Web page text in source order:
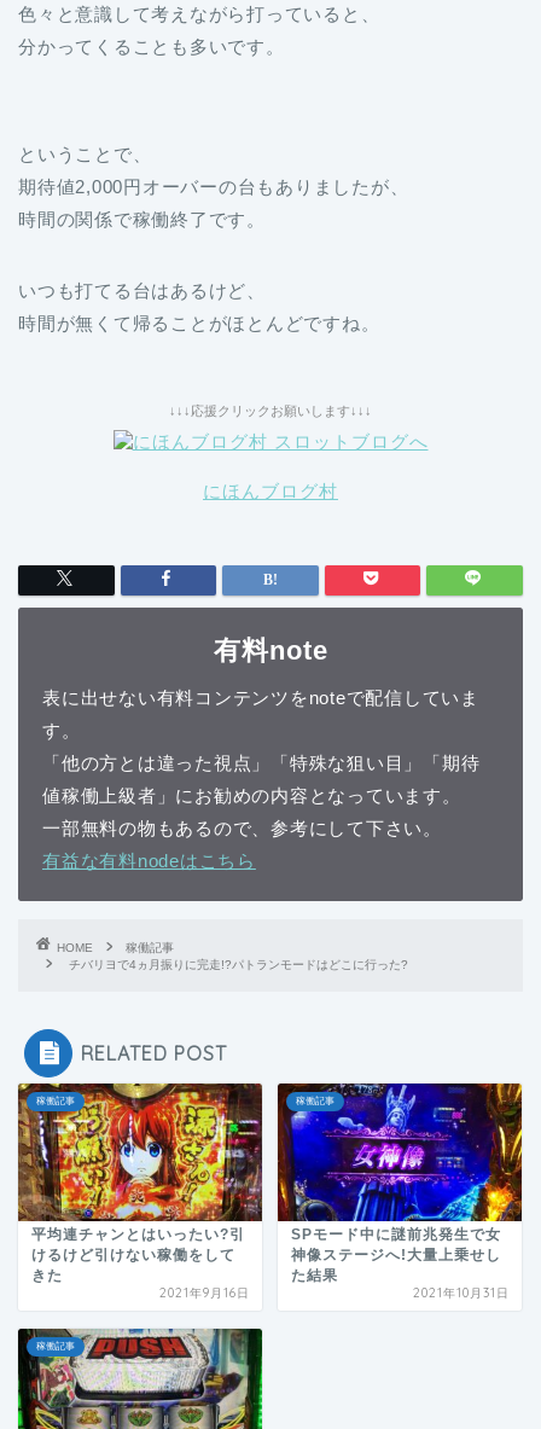
色々と意識して考えながら打っていると、
分かってくることも多いです。
ということで、
期待値2,000円オーバーの台もありましたが、
時間の関係で稼働終了です。
いつも打てる台はあるけど、
時間が無くて帰ることがほとんどですね。
↓↓↓応援クリックお願いします↓↓↓
にほんブログ村
有料note
表に出せない有料コンテンツをnoteで配信していま
す。
「他の方とは違った視点」「特殊な狙い目」「期待
値稼働上級者」にお勧めの内容となっています。
一部無料の物もあるので、参考にして下さい。
有益な有料nodeはこちら
HOME
稼働記事
チバリヨで4ヵ月振りに完走!?パトランモードはどこに行った?
RELATED POST
稼働記事
平均連チャンとはいったい?引
けるけど引けない稼働をして
きた
2021年9月16日
稼働記事
SPモード中に謎前兆発生で女
神像ステージへ!大量上乗せし
た結果
2021年10月31日
稼働記事